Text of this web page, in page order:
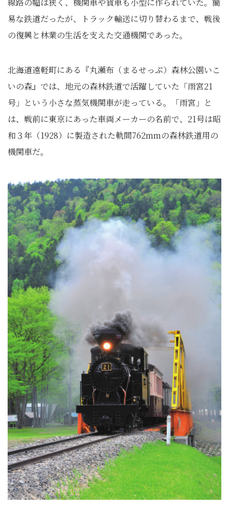
易な鉄道だったが、トラック輸送に切り替わるまで、戦後
の復興と林業の生活を支えた交通機関であった。
北海道遠軽町にある『丸瀬布（まるせっぷ）森林公園いこ
いの森』では、地元の森林鉄道で活躍していた「雨宮21
号」という小さな蒸気機関車が走っている。「雨宮」と
は、戦前に東京にあった車両メーカーの名前で、21号は昭
和３年（1928）に製造された軌間762mmの森林鉄道用の
機関車だ。